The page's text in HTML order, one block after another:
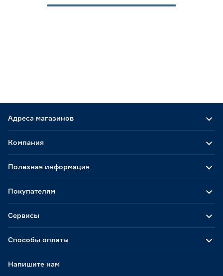
Адреса магазинов
Способы оплаты
Компания
Полезная информация
Покупателям
Сервисы
Напишите нам